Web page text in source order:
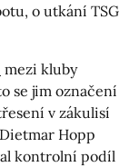
o utkání TSG
mezi kluby
se jim označení
v zákulisí
Hopp
kontrolní podíl